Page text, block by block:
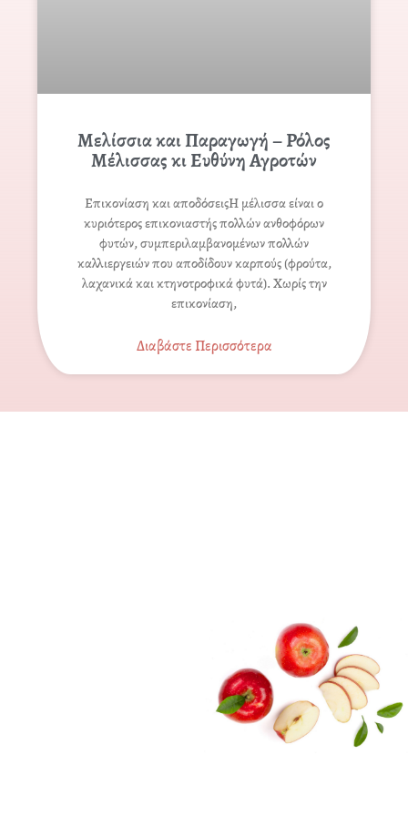
Μελίσσια και Παραγωγή – Ρόλος
Μέλισσας κι Ευθύνη Αγροτών
Επικονίαση και αποδόσειςΗ μέλισσα είναι ο
κυριότερος επικονιαστής πολλών ανθοφόρων
φυτών, συμπεριλαμβανομένων πολλών
καλλιεργειών που αποδίδουν καρπούς (φρούτα,
λαχανικά και κτηνοτροφικά φυτά). Χωρίς την
επικονίαση,
Διαβάστε Περισσότερα